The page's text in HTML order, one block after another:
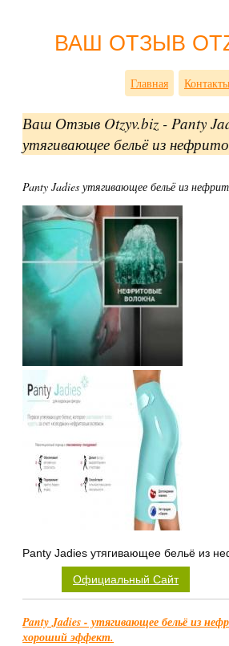
ВАШ ОТЗЫВ
Главная Контакты
Ваш Отзыв Otzyv.biz - Panty
утягивающее бельё из
Panty Jadies утягивающее бельё из
Panty Jadies утягивающее бельё из
Официальный Сайт
Panty Jadies - утягивающее бельё из
хороший эффект.